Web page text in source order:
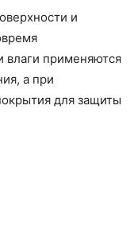
и
влаги применяются
а при
для защиты